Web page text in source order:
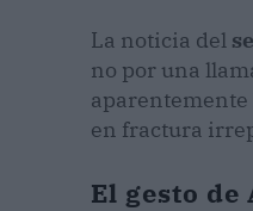
La noticia del
no por una
en fractura
El gesto